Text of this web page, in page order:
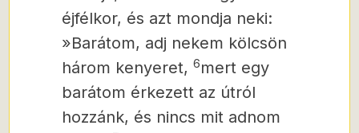
éjfélkor, és azt mondja neki:
»Barátom, adj nekem kölcsön
három kenyeret, 6mert egy
barátom érkezett az útról
hozzánk, és nincs mit adnom